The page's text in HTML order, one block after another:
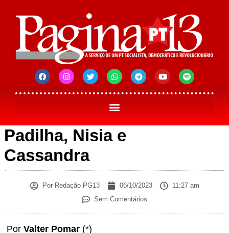
Padilha, Nisia e
Cassandra
PorRedação PG13 06/10/2023
11:27 am
Sem Comentários
Por Valter Pomar (*)